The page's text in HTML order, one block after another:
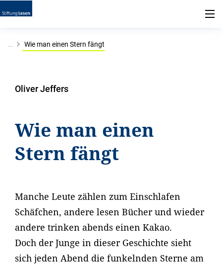
... Wie man einen Stern fängt
Oliver Jeffers
Wie man einen
Stern fängt
Manche Leute zählen zum Einschlafen
Schäfchen, andere lesen Bücher und wieder
andere trinken abends einen Kakao.
Doch der Junge in dieser Geschichte sieht
sich jeden Abend die funkelnden Sterne am